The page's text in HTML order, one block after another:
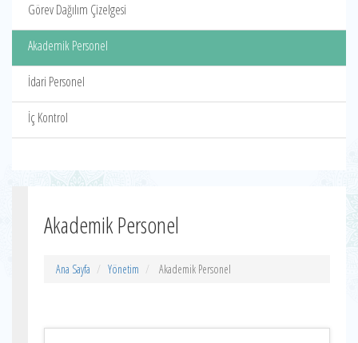
Görev Dağılım Çizelgesi
Akademik Personel
İdari Personel
İç Kontrol
Akademik Personel
Ana Sayfa Yönetim Akademik Personel